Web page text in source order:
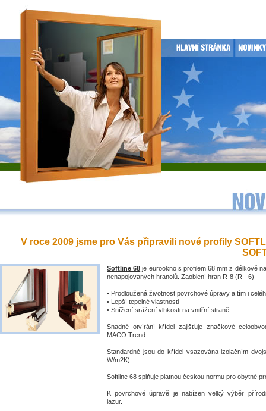
V roce 2009 jsme pro Vás připravili nové profily
Softline 68 je eurookno s profilem 68 mm z délkově
nenapojovaných hranolů. Zaoblení hran R-8 (R - 6)
• Prodloužená životnost povrchové úpravy a tím i
• Lepší tepelné vlastnosti
• Snížení srážení vlhkosti na vnitřní straně
Snadné otvírání křídel zajišťuje značkové
MACO Trend.
Standardně jsou do křídel vsazována izolačním
W/m2K).
Softline 68 splňuje platnou českou normu pro obytné
K povrchové úpravě je nabízen velký výběr
lazur.